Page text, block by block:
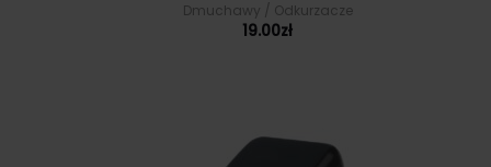
Dmuchawy / Odkurzacze
19.00zł